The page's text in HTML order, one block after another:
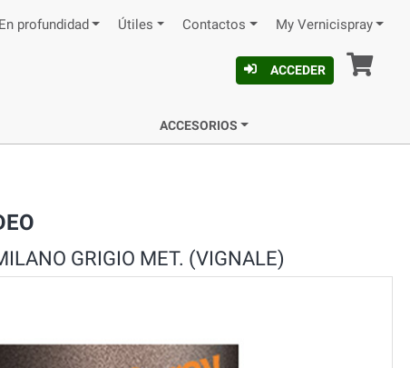
En profundidad Útiles Contactos My Vernicispray
ACCEDER
ACCESORIOS
GRIGIO MET. (VIGNALE)